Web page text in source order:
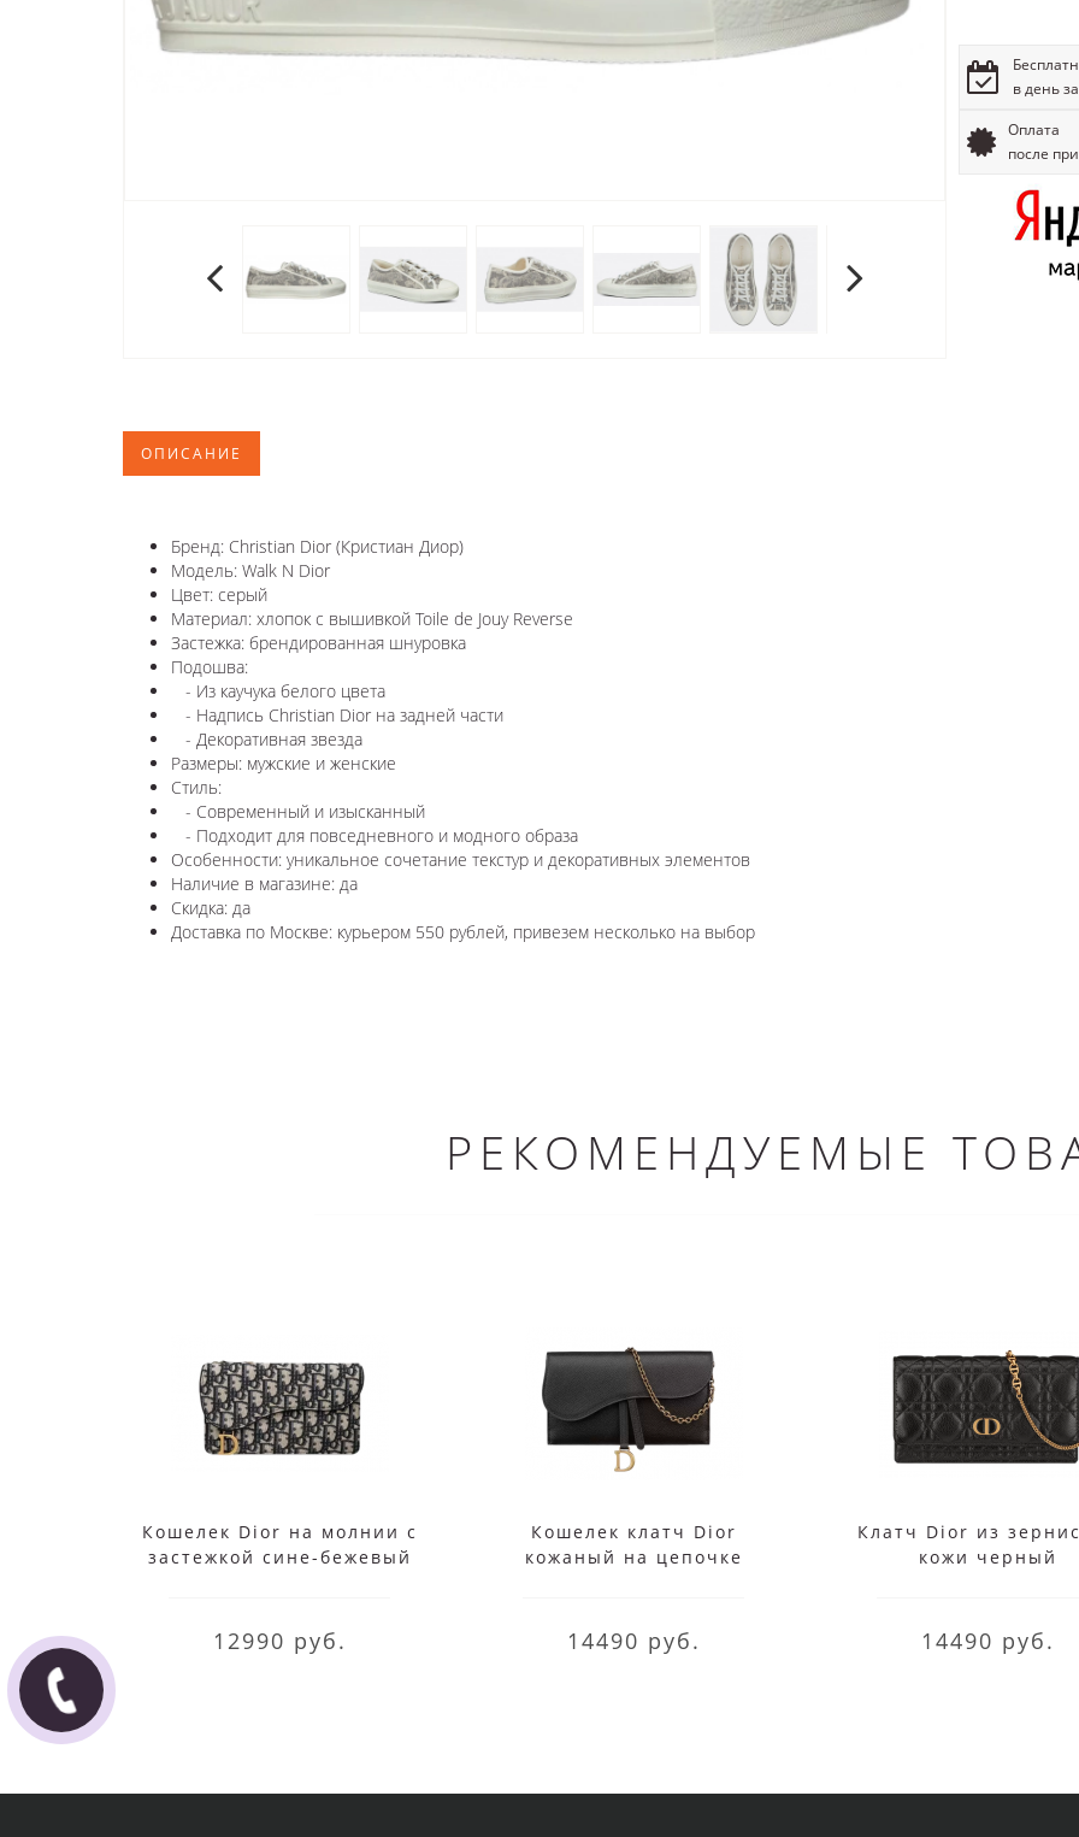
в день
Оплата
после
ОПИСАНИЕ
Бренд: Christian Dior (Кристиан Диор)
Модель: Walk N Dior
Цвет: серый
Материал: хлопок с вышивкой Toile de Jouy Reverse
Застежка: брендированная шнуровка
Подошва:
- Из каучука белого цвета
- Надпись Christian Dior на задней части
- Декоративная звезда
Размеры: мужские и женские
Стиль:
- Современный и изысканный
- Подходит для повседневного и модного образа
Особенности: уникальное сочетание текстур и декоративных элементов
Наличие в магазине: да
Скидка: да
Доставка по Москве: курьером 550 рублей, привезем несколько на выбор
РЕКОМЕНДУЕМЫЕ
Кошелек Dior на молнии с
застежкой сине-бежевый
12990 руб.
Кошелек клатч Dior
кожаный на цепочке
14490 руб.
Клатч Dior из
кожи черный
14490 руб.